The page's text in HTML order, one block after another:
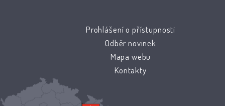
Prohlášení o přístupnosti
Odběr novinek
Mapa webu
Kontakty